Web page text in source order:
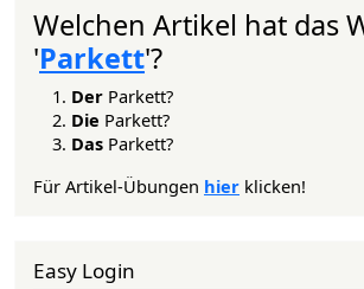
Welchen Artikel hat das
'Parkett'?
Der Parkett?
Die Parkett?
Das Parkett?
Für Artikel-Übungen hier klicken!
Easy Login